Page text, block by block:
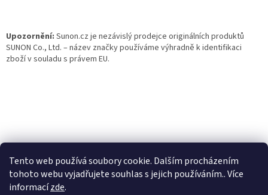
Tento web používá soubory cookie. Dalším procházením
tohoto webu vyjadřujete souhlas s jejich používáním.. Více
informacízde.
Upozornění: Sunon.cz je nezávislý prodejce originálních produktů
SUNON Co., Ltd. – název značky používáme výhradně k identifikaci
zboží v souladu s právem EU.